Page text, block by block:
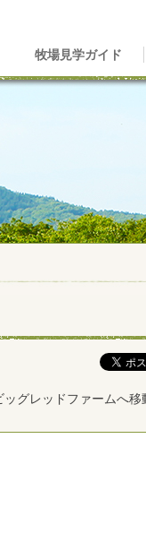
牧場見学ガイド
グレッドファームへ移